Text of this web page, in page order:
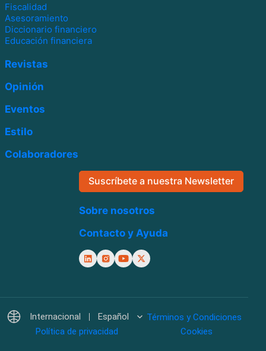
Fiscalidad
Asesoramiento
Diccionario financiero
Educación financiera
Revistas
Opinión
Eventos
Estilo
Colaboradores
Suscríbete a nuestra Newsletter
Sobre nosotros
Contacto y Ayuda
Internacional Español
Términos y Condiciones
Política de privacidad
Cookies